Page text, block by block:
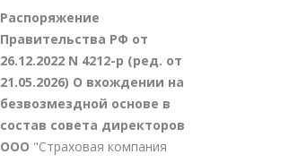
Распоряжение
Правительства РФ от
26.12.2022 N 4212-р (ред. от
21.05.2026) О вхождении на
безвозмездной основе в
состав совета директоров
ООО "Страховая компания